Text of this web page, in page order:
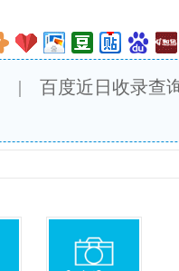
| 百度近日收录查